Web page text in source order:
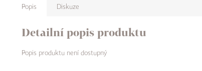
Popis Diskuze
Detailní popis produktu
Popis produktu není dostupný